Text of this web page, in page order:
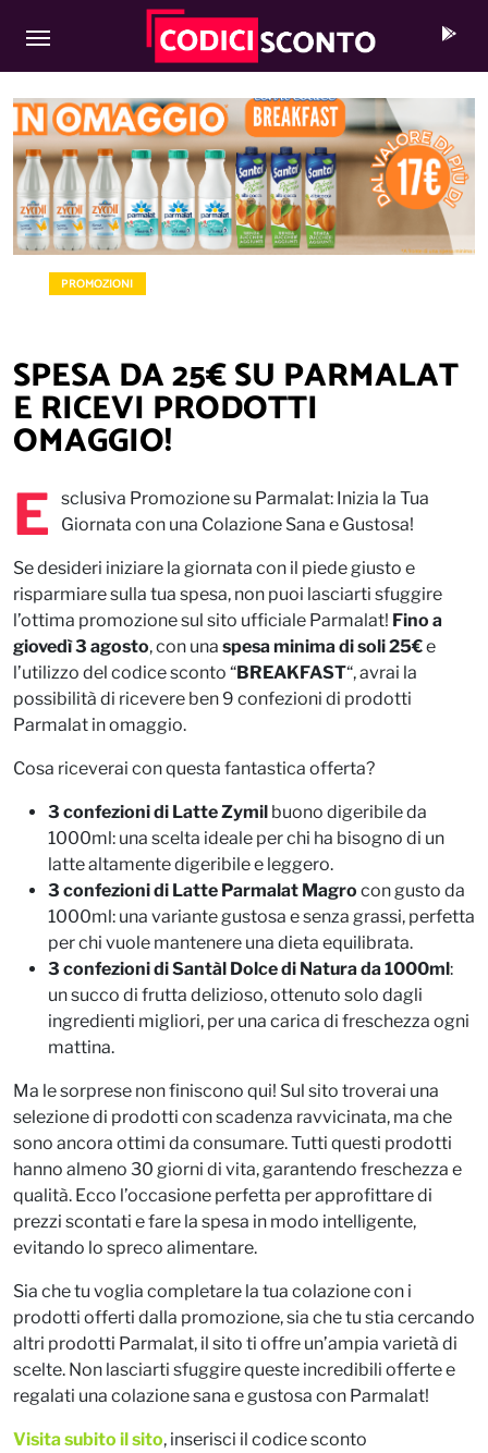
MAIN NAVIGATION
Skip to content
PROMOZIONI
SPESA DA 25€ SU PARMALAT
E RICEVI PRODOTTI
OMAGGIO!
E
sclusiva Promozione su Parmalat: Inizia la Tua
Giornata con una Colazione Sana e Gustosa!
Se desideri iniziare la giornata con il piede giusto e
risparmiare sulla tua spesa, non puoi lasciarti sfuggire
l’ottima promozione sul sito ufficiale Parmalat! Fino a
giovedì 3 agosto, con una spesa minima di soli 25€e
l’utilizzo del codice sconto “BREAKFAST“, avrai la
possibilità di ricevere ben 9 confezioni di prodotti
Parmalat in omaggio.
Cosa riceverai con questa fantastica offerta?
3 confezioni di Latte Zymil buono digeribile da
1000ml: una scelta ideale per chi ha bisogno di un
latte altamente digeribile e leggero.
3 confezioni di Latte Parmalat Magro con gusto da
1000ml: una variante gustosa e senza grassi, perfetta
per chi vuole mantenere una dieta equilibrata.
3 confezioni di Santàl Dolce di Natura da 1000ml:
un succo di frutta delizioso, ottenuto solo dagli
ingredienti migliori, per una carica di freschezza ogni
mattina.
Ma le sorprese non finiscono qui! Sul sito troverai una
selezione di prodotti con scadenza ravvicinata, ma che
sono ancora ottimi da consumare. Tutti questi prodotti
hanno almeno 30 giorni di vita, garantendo freschezza e
qualità. Ecco l’occasione perfetta per approfittare di
prezzi scontati e fare la spesa in modo intelligente,
evitando lo spreco alimentare.
Sia che tu voglia completare la tua colazione con i
prodotti offerti dalla promozione, sia che tu stia cercando
altri prodotti Parmalat, il sito ti offre un’ampia varietà di
scelte. Non lasciarti sfuggire queste incredibili offerte e
regalati una colazione sana e gustosa con Parmalat!
Visita subito il sito, inserisci il codice sconto